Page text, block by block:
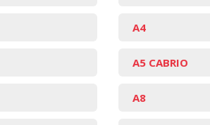
A4
A5 CABRIO
A8